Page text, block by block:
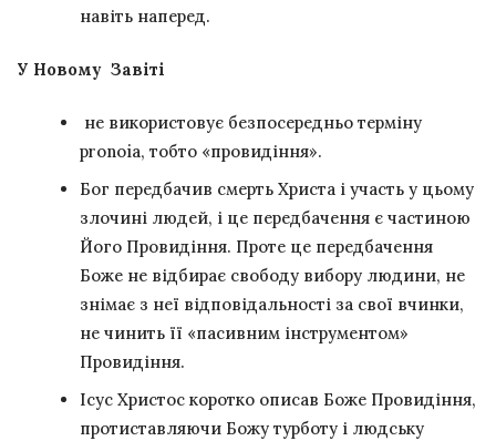
навіть наперед.
У Новому Завіті
не використовує безпосередньо терміну
pronoia, тобто «провидіння».
Бог передбачив смерть Христа і участь у цьому
злочині людей, і це передбачення є частиною
Його Провидіння. Проте це передбачення
Боже не відбирає свободу вибору людини, не
знімає з неї відповідальності за свої вчинки,
не чинить її «пасивним інструментом»
Провидіння.
Ісус Христос коротко описав Боже Провидіння,
протиставляючи Божу турботу і людську